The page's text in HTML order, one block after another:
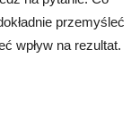
przemyśleć
wpływ na rezultat.